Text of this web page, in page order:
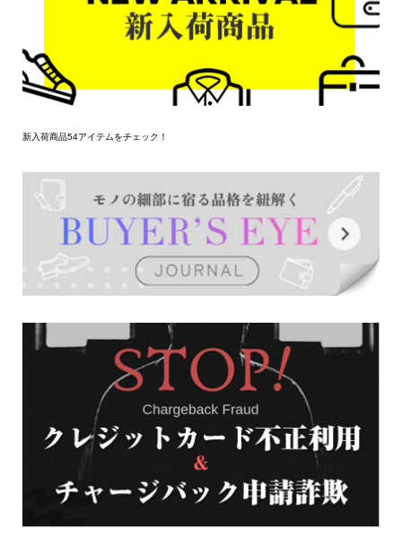
新入荷商品54アイテムをチェック！